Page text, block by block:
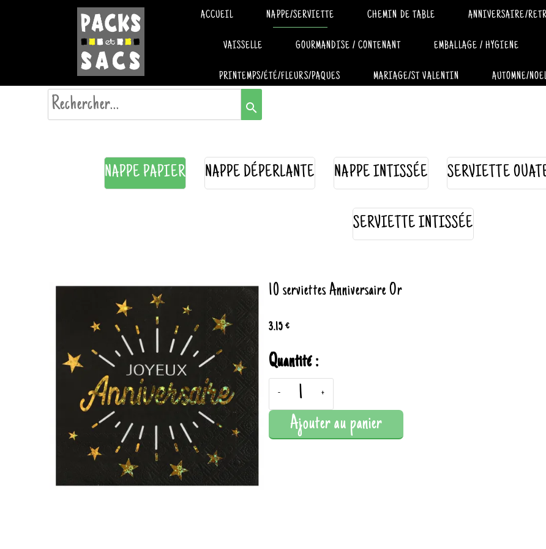
ACCUEIL NAPPE/SERVIETTE CHEMIN DE TABLE ANNIVERSAIRE/
VAISSELLE GOURMANDISE / CONTENANT EMBALLAGE / HYGIENE
PRINTEMPS/ÉTÉ/FLEURS/PAQUES MARIAGE/ST VALENTIN AUTOMNE/
search
NAPPE PAPIER NAPPE DÉPERLANTE NAPPE INTISSÉE SERVIETTE
SERVIETTE INTISSÉE
10 serviettes Anniversaire Or
3.15 €
Quantité :
- +
Ajouter au panier